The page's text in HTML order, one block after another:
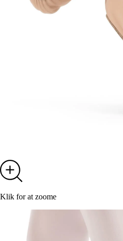
Klik for at zoome